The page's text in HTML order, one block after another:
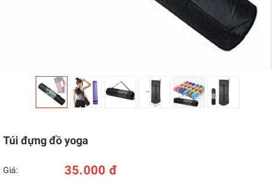
Túi đựng đồ yoga
Giá: 35.000 đ